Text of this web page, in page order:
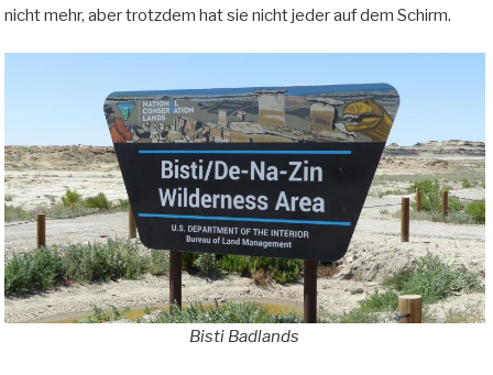
nicht mehr, aber trotzdem hat sie nicht jeder auf dem Schirm.
Bisti Badlands